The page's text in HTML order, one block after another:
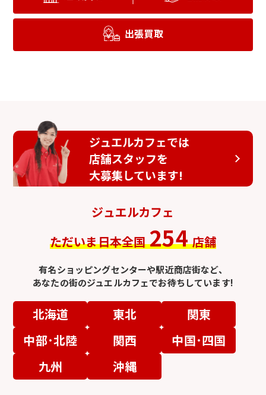
出張買取
ジュエルカフェでは
店舗スタッフを
大募集しています!
ジュエルカフェ
ただいま日本全国 254 店舗
有名ショッピングセンターや駅近商店街など、
あなたの街のジュエルカフェでお待ちしています!
北海道 東北
関東
中部･北陸
関西
中国･四国
九州
沖縄